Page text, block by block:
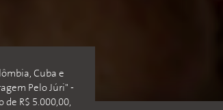
Cuba e
Pelo Júri" -
R$ 5.000,00,